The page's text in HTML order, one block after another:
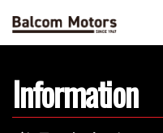
Information